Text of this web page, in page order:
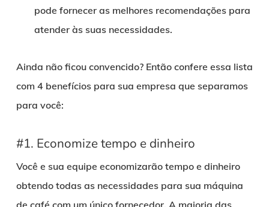
pode fornecer as melhores recomendações para
atender às suas necessidades.
Ainda não ficou convencido? Então confere essa lista
com 4 benefícios para sua empresa que separamos
para você:
#1. Economize tempo e dinheiro
Você e sua equipe economizarão tempo e dinheiro
obtendo todas as necessidades para sua máquina
de café com um único fornecedor. A maioria das